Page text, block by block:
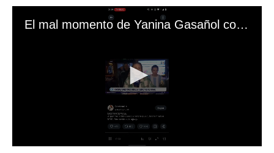
El mal momento de Yanina Gasañol con un hincha argentino en "Subrayado"